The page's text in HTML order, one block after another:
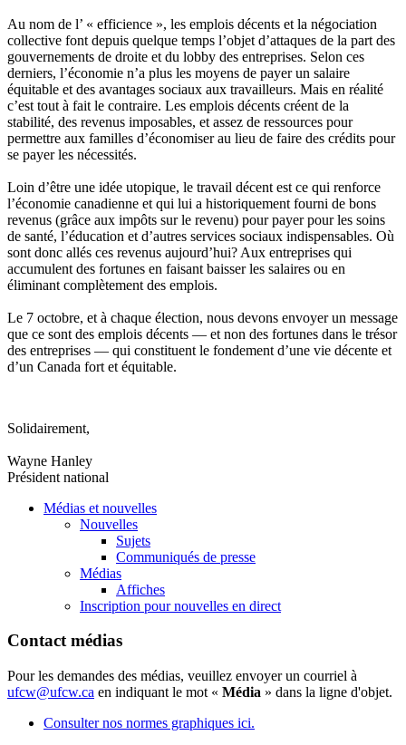
Au nom de l’ « efficience », les emplois décents et la négociation
collective font depuis quelque temps l’objet d’attaques de la part des
gouvernements de droite et du lobby des entreprises. Selon ces
derniers, l’économie n’a plus les moyens de payer un salaire
équitable et des avantages sociaux aux travailleurs. Mais en réalité
c’est tout à fait le contraire. Les emplois décents créent de la
stabilité, des revenus imposables, et assez de ressources pour
permettre aux familles d’économiserau lieu de faire des crédits pour
se payer les nécessités.
Loin d’être une idée utopique, le travail décent est ce qui renforce
l’économie canadienne et qui lui a historiquement fourni de bons
revenus (grâce aux impôts surle revenu) pour payer pour les soins
de santé, l’éducation et d’autres services sociaux indispensables. Où
sont donc allés ces revenus aujourd’hui? Aux entreprises qui
accumulent des fortunes en faisant baisserles salaires ou en
éliminant complètement des emplois.
Le 7 octobre, et à chaque élection, nous devons envoyerun message
que ce sont des emplois décents — et non des fortunes dans le trésor
des entreprises — qui constituent le fondement d’une vie décente et
d’un Canada fort et équitable.
Solidairement,
Wayne Hanley
Président national
Médias et nouvelles
Nouvelles
Sujets
Communiqués de presse
Médias
Affiches
Inscription pour nouvelles en direct
Contact médias
Pour les demandes des médias, veuillez envoyer un courriel à
ufcw@ufcw.ca en indiquant le mot « Média » dans la ligne d'objet.
Consulter nos normes graphiques ici.